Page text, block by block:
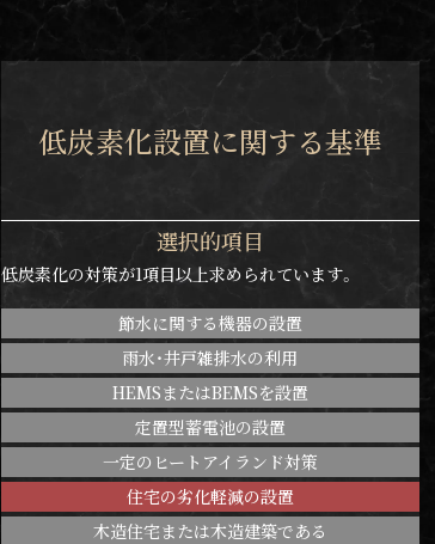
低炭素化設置に関する基準
選択的項目
低炭素化の対策が1項目以上求められています。
節水に関する機器の設置
雨水・井戸雑排水の利用
HEMSまたはBEMSを設置
定置型蓄電池の設置
一定のヒートアイランド対策
住宅の劣化軽減の設置
木造住宅または木造建築である